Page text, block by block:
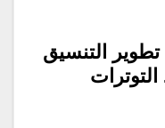
التنسيق